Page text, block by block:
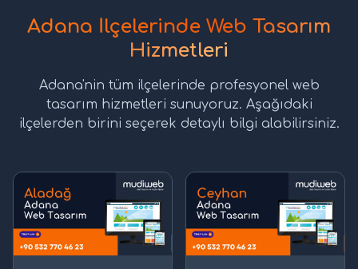
Adana İlçelerinde Web Tasarım
Hizmetleri
Adana'nin tüm ilçelerinde profesyonel web
tasarım hizmetleri sunuyoruz. Aşağıdaki
ilçelerden birini seçerek detaylı bilgi alabilirsiniz.